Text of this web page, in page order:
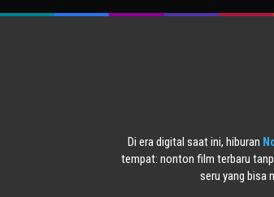
Di era digital saat ini, hiburan
tempat: nonton film terbaru
seru yang bisa